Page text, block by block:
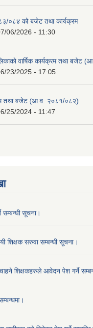
०८४ को बजेट तथा कार्यक्रम
06/2026 - 11:30
वार्षिक कार्यक्रम तथा
23/2025 - 17:05
तथा बजेट (आ.व. २०८१/०८२)
25/2024 - 11:47
सम्बन्धी सूचना।
शिक्षक सरुवा सम्बन्धी सूचना।
शिक्षकहरुले आवेदन पेश गर्ने